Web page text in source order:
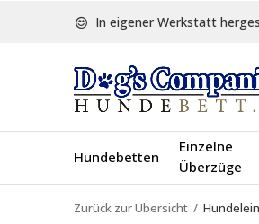
Hundebetten
Einzelne
Überzüge
In eigener Werkstatt
Zurück zur Übersicht